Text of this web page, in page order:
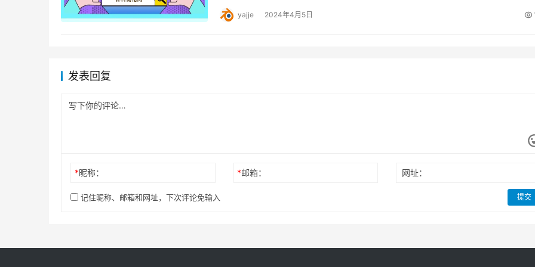
yajje 2024年4月5日
发表回复
*昵称： *邮箱： 网址：
记住昵称、邮箱和网址，下次评论免输入 提交